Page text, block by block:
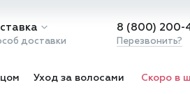
доставки
8 (800) 200-
Перезвонить?
Уход за волосами Скоро в